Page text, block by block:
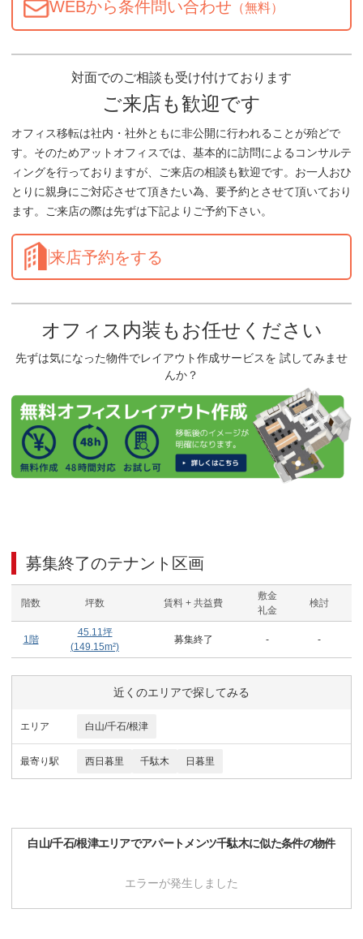
WEBから条件問い合わせ （無料）
対面でのご相談も受け付けております
ご来店も歓迎です
オフィス移転は社内・社外ともに非公開に行われることが殆どで
す。そのためアットオフィスでは、基本的に訪問によるコンサルテ
ィングを行っておりますが、ご来店の相談も歓迎です。お一人おひ
とりに親身にご対応させて頂きたい為、要予約とさせて頂いており
ます。ご来店の際は先ずは下記よりご予約下さい。
来店予約をする
オフィス内装もお任せください
先ずは気になった物件でレイアウト作成サービスを 試してみませ
んか？
募集終了のテナント区画
階数 坪数 賃料 + 共益費
敷金
礼金
検討
1階
45.11坪
(149.15m²)
募集終了 - -
近くのエリアで探してみる
エリア 白山/千石/根津
最寄り駅 西日暮里 千駄木 日暮里
白山/千石/根津エリアでアパートメンツ千駄木に似た条件の物件
エラーが発生しました